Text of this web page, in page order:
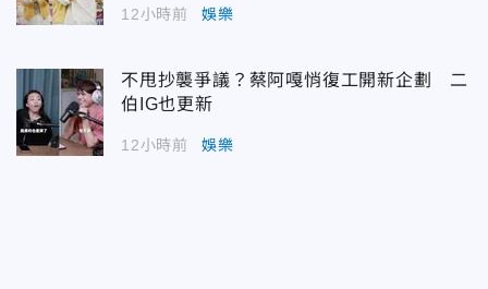
12小時前 娛樂
不甩抄襲爭議？蔡阿嘎悄復工開新企劃 二
伯IG也更新
12小時前 娛樂